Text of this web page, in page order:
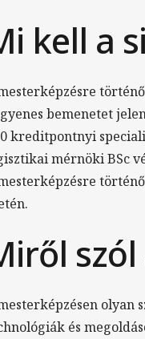
kell a
bemenetet
kreditpontnyi
mérnöki BSc
szól
olyan
és